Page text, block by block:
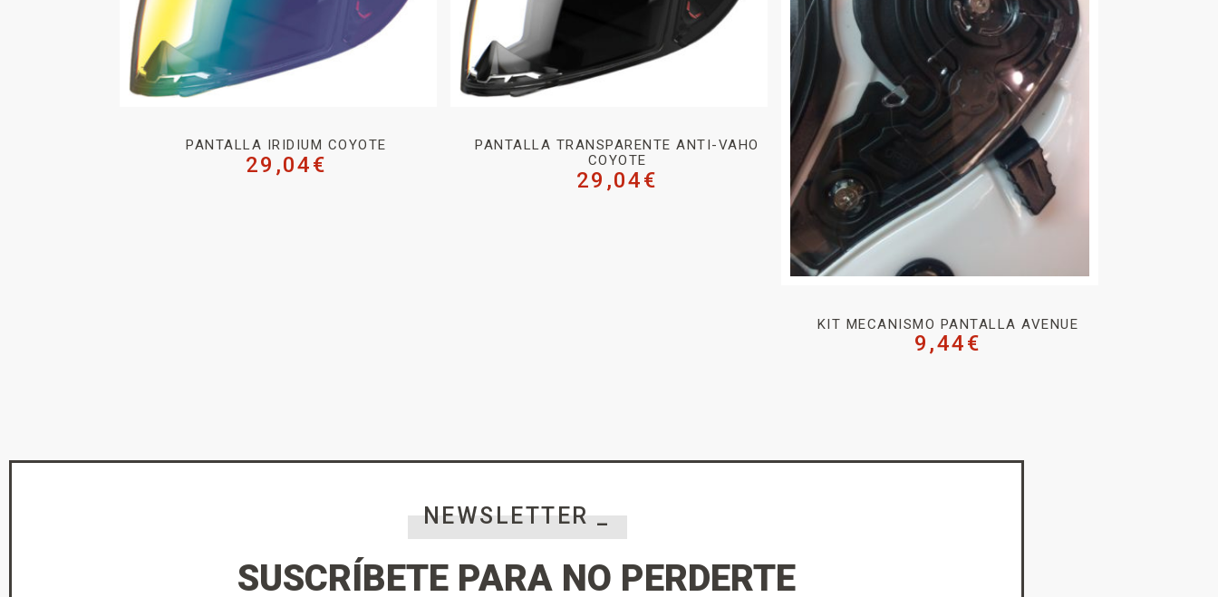
PANTALLA IRIDIUM COYOTE
29,04€
PANTALLA TRANSPARENTE ANTI-VAHO
COYOTE
29,04€
KIT MECANISMO PANTALLA AVENUE
9,44€
NEWSLETTER _
SUSCRÍBETE PARA NO PERDERTE